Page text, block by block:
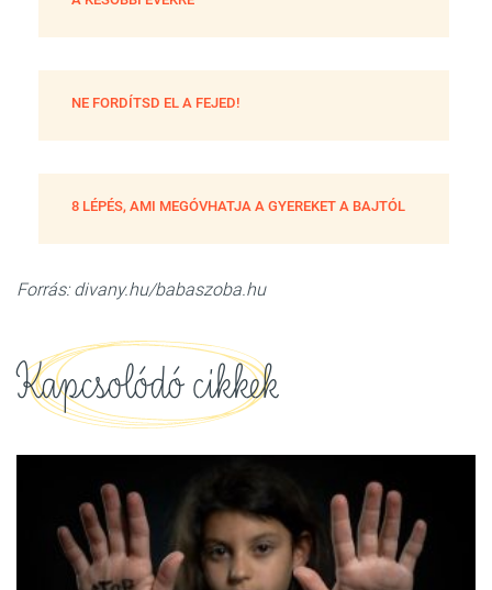
NE FORDÍTSD EL A FEJED!
8 LÉPÉS, AMI MEGÓVHATJA A GYEREKET A BAJTÓL
Forrás: divany.hu/babaszoba.hu
Kapcsolódó cikkek